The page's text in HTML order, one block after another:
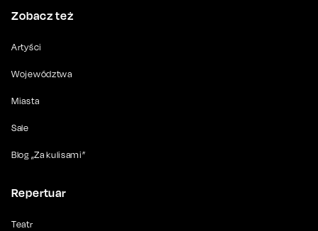
Zobacz też
Artyści
Województwa
Miasta
Sale
Blog „Za kulisami”
Repertuar
Teatr